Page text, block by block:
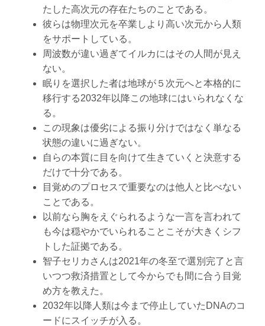
たした高次元の存在たちのことである。
彼らは物理次元を卒業しより高い次元から人類
をサポートしている。
周波数が違い過ぎてイルカにはその人間が見え
ない。
眠りを選択した者は地球が５次元へと本格的に
移行する2032年以降この地球にはいられなくな
る。
この現象は優劣による振り分けではなく単なる
状態の違いに過ぎない。
自らの本質に目を向けて生きていくと決意する
だけで十分である。
目覚めのプロセスで重要なのは他人と比べない
ことである。
以前なら胸をえぐられるような一言を言われて
も今は穏やかでいられることこそが大きくシフ
トした証拠である。
智子セリカさんは2021年の冬至で選別完了と言
いつつ救済措置として今からでも間に合う目覚
め方を教えた。
2032年以降人類は今まで停止していたDNAのコ
ードにスイッチが入る。